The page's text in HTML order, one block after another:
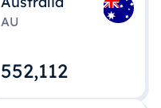
AU
552,112